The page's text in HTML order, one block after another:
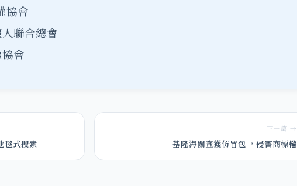
協會
聯合總會
會
毯式搜索
下一篇 →
基隆海關查獲仿冒包 ，侵害商標權